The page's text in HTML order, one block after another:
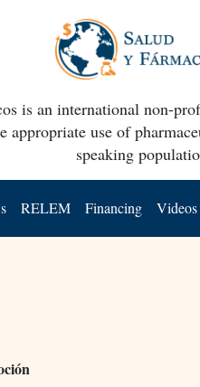
is an international non-
appropriate use of
speaking
RELEM Financing Videos